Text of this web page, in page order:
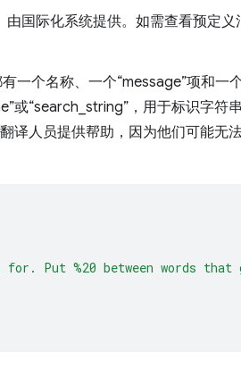
由国际化系统提供。如需查看预定义
一个名称、一个“message”项和一
或“search_string”，用于标识字符
译人员提供帮助，因为他们可能无
for. Put %20 between words that